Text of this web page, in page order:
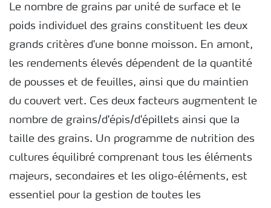
Cultivez l'avenir
Yara Newsletters
Le nombre de grains par unité de surface et le
poids individuel des grains constituent les deux
grands critères d'une bonne moisson. En amont,
les rendements élevés dépendent de la quantité
de pousses et de feuilles, ainsi que du maintien
du couvert vert. Ces deux facteurs augmentent le
nombre de grains/d'épis/d'épillets ainsi que la
taille des grains. Un programme de nutrition des
cultures équilibré comprenant tous les éléments
majeurs, secondaires et les oligo-éléments, est
essentiel pour la gestion de toutes les